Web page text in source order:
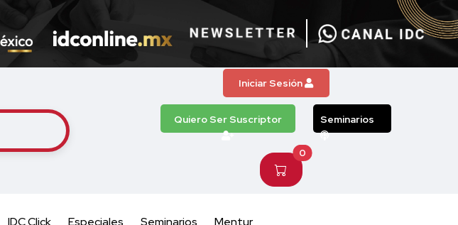
Iniciar Sesión
Quiero Ser Suscriptor Seminarios
0